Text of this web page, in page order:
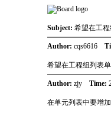
Subject: 希望在工
Author: cqs6616
希望在工程组列表
Author: zjy Time:
在单元列表中要增